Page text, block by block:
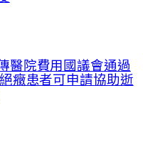
醫院費用國議會通過
癥患者可申請協助逝